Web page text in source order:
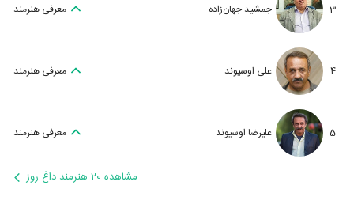
3 جمشید جهان‌زاده معرفی هنرمند
4 علی اوسیوند معرفی هنرمند
5 علیرضا اوسیوند معرفی هنرمند
مشاهده 20 هنرمند داغ روز